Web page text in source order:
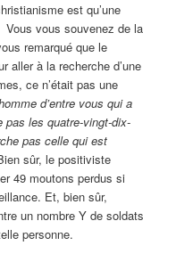
est qu’une
Vous vous souvenez de la
remarqué que le
aller à la recherche d’une
ce n’était pas une
d’entre vous qui a
pas les quatre-vingt-dix-
pas celle qui est
sûr, le positiviste
49 moutons perdus si
Et, bien sûr,
un nombre Y de soldats
personne.